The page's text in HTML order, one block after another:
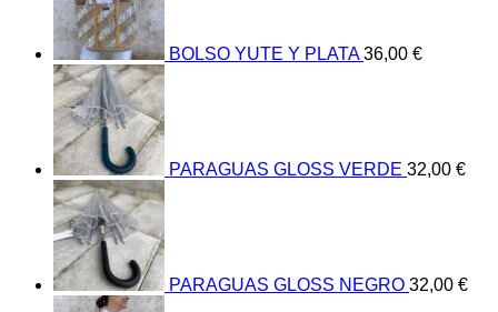
BOLSO YUTE Y PLATA 36,00 €
PARAGUAS GLOSS VERDE 32,00 €
PARAGUAS GLOSS NEGRO 32,00 €